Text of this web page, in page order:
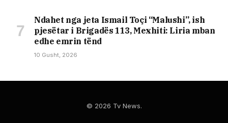
Ndahet nga jeta Ismail Toçi “Malushi”, ish
pjesëtar i Brigadës 113, Mexhiti: Liria mban
edhe emrin tënd
10 Gusht, 2026
© 2026 Tv News.